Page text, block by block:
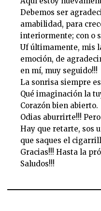
Debemos ser
amabilidad, para
interiormente; con o
Uf últimamente, mis
emoción, de
en mí, muy seguido!!!
La sonrisa siempre
Qué imaginación la
Corazón bien abierto.
Odias aburrirte!!!
Hay que retarte, sos
que saques el
Gracias!!! Hasta la
Saludos!!!